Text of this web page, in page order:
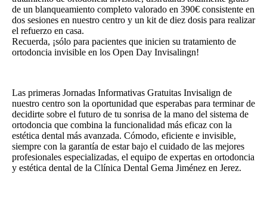
de un blanqueamiento completo valorado en 390€ consistente en
dos sesiones en nuestro centro y un kit de diez dosis para realizar
el refuerzo en casa.
Recuerda, ¡sólo para pacientes que inicien su tratamiento de
ortodoncia invisible en los Open Day Invisalingn!
Las primeras Jornadas Informativas Gratuitas Invisalign de
nuestro centro son la oportunidad que esperabas para terminar de
decidirte sobre el futuro de tu sonrisa de la mano del sistema de
ortodoncia que combina la funcionalidad más eficaz con la
estética dental más avanzada. Cómodo, eficiente e invisible,
siempre con la garantía de estar bajo el cuidado de las mejores
profesionales especializadas, el equipo de expertas en ortodoncia
y estética dental de la Clínica Dental Gema Jiménez en Jerez.